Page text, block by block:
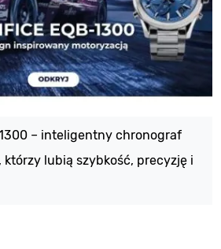
1300 – inteligentny chronograf
którzy lubią szybkość, precyzję i